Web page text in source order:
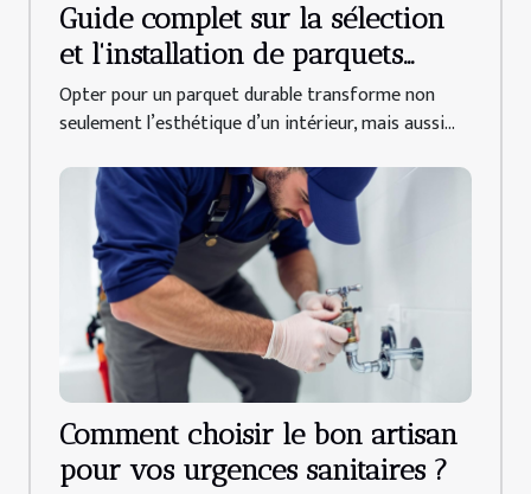
Guide complet sur la sélection
et l'installation de parquets
durables
Opter pour un parquet durable transforme non
seulement l’esthétique d’un intérieur, mais aussi...
Comment choisir le bon artisan
pour vos urgences sanitaires ?